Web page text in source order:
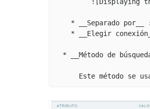
* __Separado por__
* __Elegir
* __Método de